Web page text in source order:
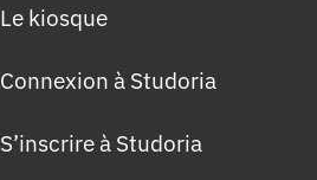
Le kiosque
Connexion à Studoria
S’inscrire à Studoria